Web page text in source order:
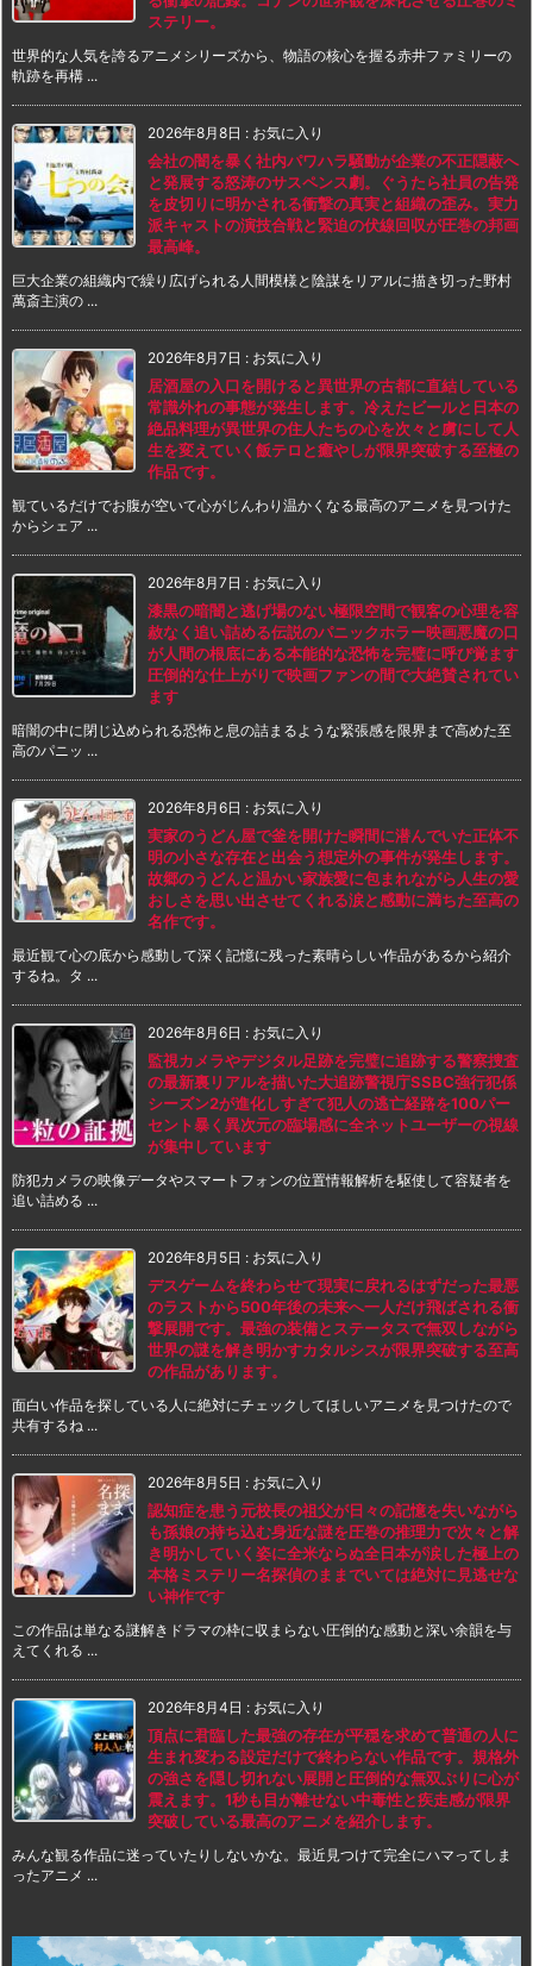
ステリー。
世界的な人気を誇るアニメシリーズから、物語の核心を握る赤井ファミリーの
軌跡を再構 ...
2026年8月8日 : お気に入り
会社の闇を暴く社内パワハラ騒動が企業の不正隠蔽へ
と発展する怒涛のサスペンス劇。ぐうたら社員の告発
を皮切りに明かされる衝撃の真実と組織の歪み。実力
派キャストの演技合戦と緊迫の伏線回収が圧巻の邦画
最高峰。
巨大企業の組織内で繰り広げられる人間模様と陰謀をリアルに描き切った野村
萬斎主演の ...
2026年8月7日 : お気に入り
居酒屋の入口を開けると異世界の古都に直結している
常識外れの事態が発生します。冷えたビールと日本の
絶品料理が異世界の住人たちの心を次々と虜にして人
生を変えていく飯テロと癒やしが限界突破する至極の
作品です。
観ているだけでお腹が空いて心がじんわり温かくなる最高のアニメを見つけた
からシェア ...
2026年8月7日 : お気に入り
漆黒の暗闇と逃げ場のない極限空間で観客の心理を容
赦なく追い詰める伝説のパニックホラー映画悪魔の口
が人間の根底にある本能的な恐怖を完璧に呼び覚ます
圧倒的な仕上がりで映画ファンの間で大絶賛されてい
ます
暗闇の中に閉じ込められる恐怖と息の詰まるような緊張感を限界まで高めた至
高のパニッ ...
2026年8月6日 : お気に入り
実家のうどん屋で釜を開けた瞬間に潜んでいた正体不
明の小さな存在と出会う想定外の事件が発生します。
故郷のうどんと温かい家族愛に包まれながら人生の愛
おしさを思い出させてくれる涙と感動に満ちた至高の
名作です。
最近観て心の底から感動して深く記憶に残った素晴らしい作品があるから紹介
するね。タ ...
2026年8月6日 : お気に入り
監視カメラやデジタル足跡を完璧に追跡する警察捜査
の最新裏リアルを描いた大追跡警視庁SSBC強行犯係
シーズン2が進化しすぎて犯人の逃亡経路を100パー
セント暴く異次元の臨場感に全ネットユーザーの視線
が集中しています
防犯カメラの映像データやスマートフォンの位置情報解析を駆使して容疑者を
追い詰める ...
2026年8月5日 : お気に入り
デスゲームを終わらせて現実に戻れるはずだった最悪
のラストから500年後の未来へ一人だけ飛ばされる衝
撃展開です。最強の装備とステータスで無双しながら
世界の謎を解き明かすカタルシスが限界突破する至高
の作品があります。
面白い作品を探している人に絶対にチェックしてほしいアニメを見つけたので
共有するね ...
2026年8月5日 : お気に入り
認知症を患う元校長の祖父が日々の記憶を失いながら
も孫娘の持ち込む身近な謎を圧巻の推理力で次々と解
き明かしていく姿に全米ならぬ全日本が涙した極上の
本格ミステリー名探偵のままでいては絶対に見逃せな
い神作です
この作品は単なる謎解きドラマの枠に収まらない圧倒的な感動と深い余韻を与
えてくれる ...
2026年8月4日 : お気に入り
頂点に君臨した最強の存在が平穏を求めて普通の人に
生まれ変わる設定だけで終わらない作品です。規格外
の強さを隠し切れない展開と圧倒的な無双ぶりに心が
震えます。1秒も目が離せない中毒性と疾走感が限界
突破している最高のアニメを紹介します。
みんな観る作品に迷っていたりしないかな。最近見つけて完全にハマってしま
ったアニメ ...